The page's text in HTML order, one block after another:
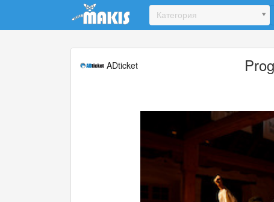
Update cookies preferences
Категория
ADticket